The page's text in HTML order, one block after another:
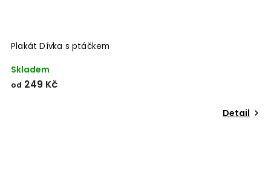
Plakát Dívka s ptáčkem
Skladem
od 249 Kč
Detail